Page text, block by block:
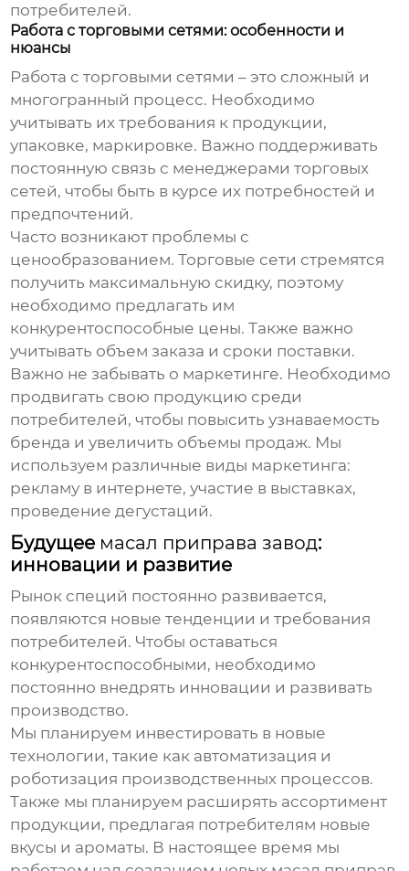
потребителей.
Работа с торговыми сетями: особенности и
нюансы
Работа с торговыми сетями – это сложный и
многогранный процесс. Необходимо
учитывать их требования к продукции,
упаковке, маркировке. Важно поддерживать
постоянную связь с менеджерами торговых
сетей, чтобы быть в курсе их потребностей и
предпочтений.
Часто возникают проблемы с
ценообразованием. Торговые сети стремятся
получить максимальную скидку, поэтому
необходимо предлагать им
конкурентоспособные цены. Также важно
учитывать объем заказа и сроки поставки.
Важно не забывать о маркетинге. Необходимо
продвигать свою продукцию среди
потребителей, чтобы повысить узнаваемость
бренда и увеличить объемы продаж. Мы
используем различные виды маркетинга:
рекламу в интернете, участие в выставках,
проведение дегустаций.
Будущее масал приправа завод:
инновации и развитие
Рынок специй постоянно развивается,
появляются новые тенденции и требования
потребителей. Чтобы оставаться
конкурентоспособными, необходимо
постоянно внедрять инновации и развивать
производство.
Мы планируем инвестировать в новые
технологии, такие как автоматизация и
роботизация производственных процессов.
Также мы планируем расширять ассортимент
продукции, предлагая потребителям новые
вкусы и ароматы. В настоящее время мы